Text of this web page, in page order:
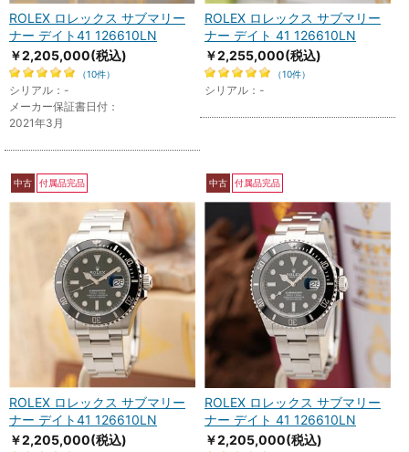
ROLEX ロレックス サブマリー
ナー デイト41 126610LN
￥2,205,000(税込)
（10件）
シリアル：-
メーカー保証書日付：
2021年3月
ROLEX ロレックス サブマリー
ナー デイト 41 126610LN
￥2,255,000(税込)
（10件）
シリアル：-
中古 付属品完品
ROLEX ロレックス サブマリー
ナー デイト41 126610LN
￥2,205,000(税込)
中古 付属品完品
ROLEX ロレックス サブマリー
ナー デイト 41 126610LN
￥2,205,000(税込)